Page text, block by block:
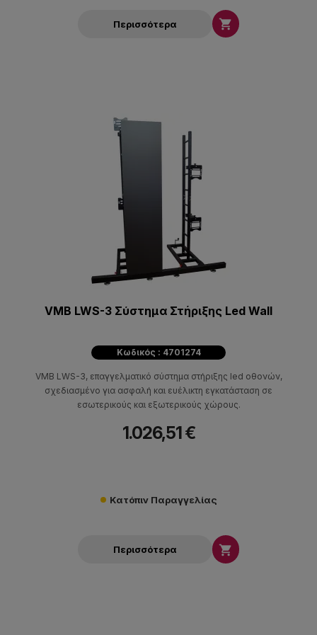
Περισσότερα 
VMB LWS-3 Σύστημα Στήριξης Led Wall
Κωδικός : 4701274
VMB LWS-3, επαγγελματικό σύστημα στήριξης led οθονών,
σχεδιασμένο για ασφαλή και ευέλικτη εγκατάσταση σε
εσωτερικούς και εξωτερικούς χώρους.
1.026,51 €
Κατόπιν Παραγγελίας
Περισσότερα 